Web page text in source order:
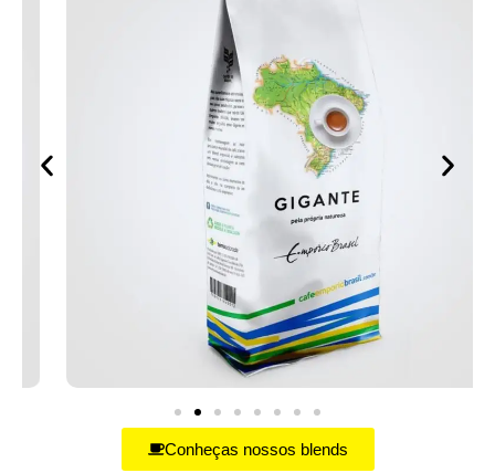
Conheças nossos blends